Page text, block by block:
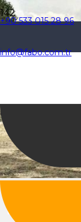
+90 533 015 28 96
info@fabo.com.tr
Choisir la langue